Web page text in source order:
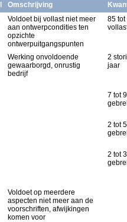
Omschrijving
Voldoet bij vollast niet meer
aan ontwerpcondities ten
opzichte
ontwerpuitgangspunten
85
Werking onvoldoende
gewaarborgd, onrustig
bedrijf
2
jaar
7 tot 9
2 tot 5
2 tot 3
Voldoet op meerdere
aspecten niet meer aan de
voorschriften, afwijkingen
komen voor